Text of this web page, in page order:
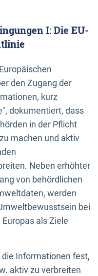
I: Die EU-
den Zugang der
kurz
dokumentiert, dass
in der Pflicht
machen und aktiv
Neben erhöhter
von behördlichen
werden
bei
als Ziele
Informationen fest,
aktiv zu verbreiten